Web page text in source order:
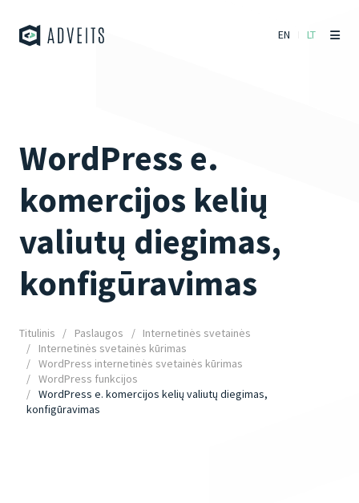
EN LT
WordPress e.
komercijos kelių
valiutų diegimas,
konfigūravimas
Titulinis Paslaugos
Internetinės svetainės
Internetinės svetainės kūrimas
WordPress internetinės svetainės kūrimas
WordPress funkcijos
WordPress e. komercijos kelių valiutų diegimas,
konfigūravimas